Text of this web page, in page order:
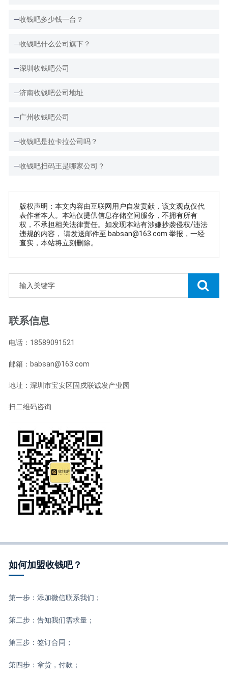
收钱吧多少钱一台？
收钱吧什么公司旗下？
深圳收钱吧公司
济南收钱吧公司地址
广州收钱吧公司
收钱吧是拉卡拉公司吗？
收钱吧扫码王是哪家公司？
版权声明：本文内容由互联网用户自发贡献，该文观点仅代
表作者本人。本站仅提供信息存储空间服务，不拥有所有
权，不承担相关法律责任。如发现本站有涉嫌抄袭侵权/违法
违规的内容， 请发送邮件至 babsan@163.com 举报，一经
查实，本站将立刻删除。
联系信息
电话：18589091521
邮箱：babsan@163.com
地址：深圳市宝安区固戍联诚发产业园
扫二维码咨询
如何加盟收钱吧？
第一步：添加微信联系我们；
第二步：告知我们需求量；
第三步：签订合同；
第四步：拿货，付款；